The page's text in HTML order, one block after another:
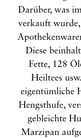
Darüber, was
verkauft
Diese
Fette, 128
Heiltees
eigentümliche
Hengsthufe,
gebleichte
Marzipan